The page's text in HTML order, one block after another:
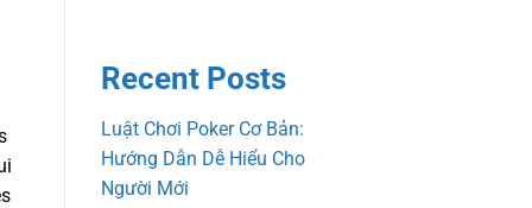
Recent Posts
Luật Chơi Poker Cơ Bản:
Hướng Dẫn Dễ Hiểu Cho
Người Mới